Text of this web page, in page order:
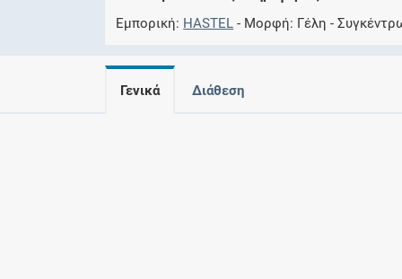
Εμπορική HASTEL Μορφή Γέλη
Γενικά Διάθεση